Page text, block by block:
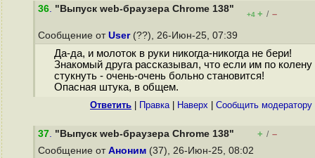
36. "Выпуск web-браузера Chrome 138"
+4 + / –
Сообщение от User(??), 26-Июн-25, 07:39
Да-да, и молоток в руки никогда-никогда не бери!
Знакомый друга рассказывал, что если им по колену
стукнуть - очень-очень больно становится!
Опасная штука, в общем.
Ответить Правка| Наверх Cообщить модератору
37. "Выпуск web-браузера Chrome 138" + / –
Сообщение от Аноним (37), 26-Июн-25, 08:02